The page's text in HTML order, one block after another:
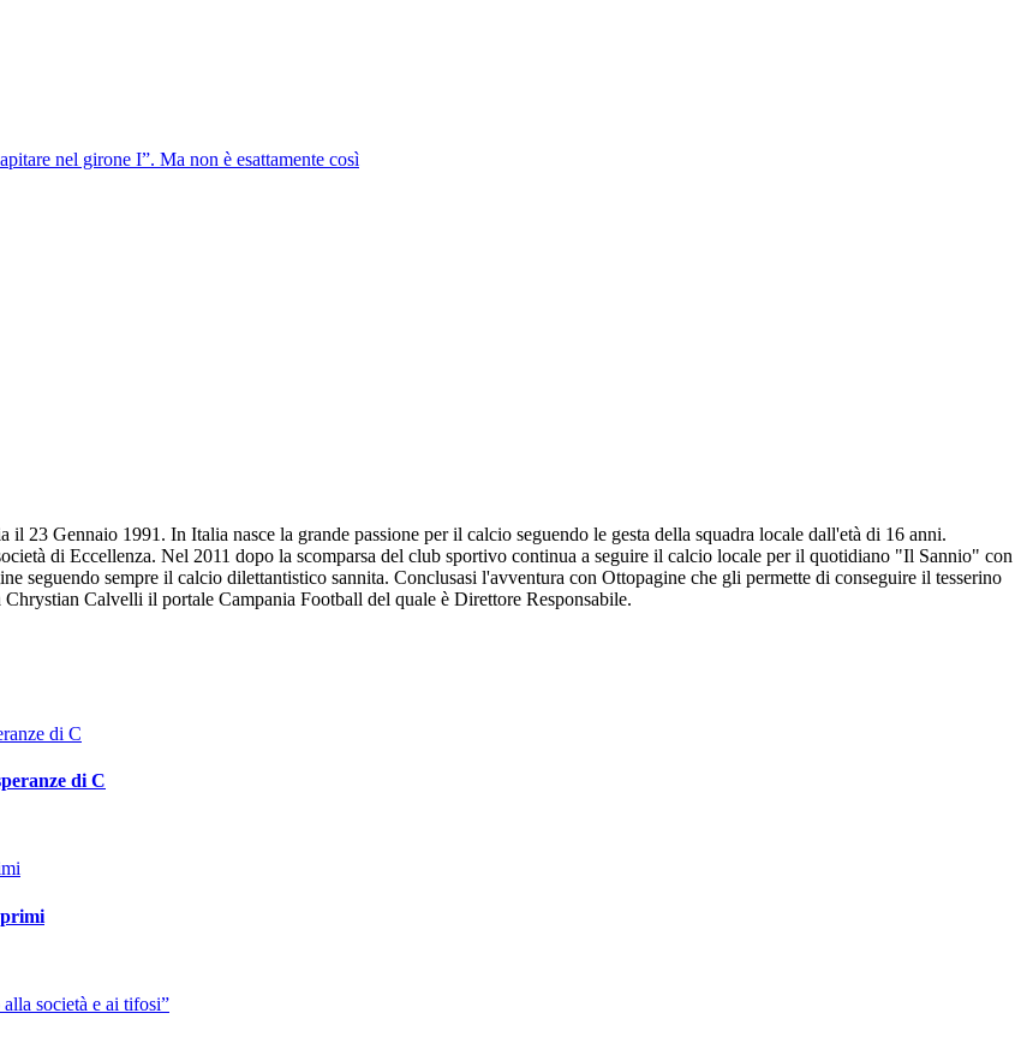
nel girone I”. Ma non è esattamente così
23 Gennaio 1991. In Italia nasce la grande passione per il calcio seguendo le gesta della squadra locale dall'età di 16 anni.
di Eccellenza. Nel 2011 dopo la scomparsa del club sportivo continua a seguire il calcio locale per il quotidiano "Il Sannio" con
seguendo sempre il calcio dilettantistico sannita. Conclusasi l'avventura con Ottopagine che gli permette di conseguire il tesserino
Calvelli il portale Campania Football del quale è Direttore Responsabile.
di C
primi